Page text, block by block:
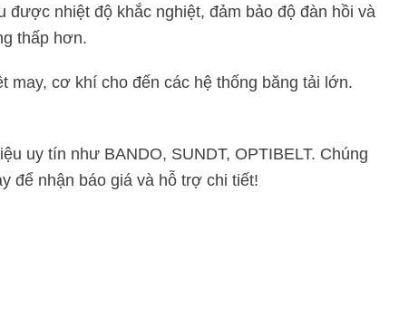
nhiệt độ khắc nghiệt, đảm bảo độ đàn hồi và
thấp hơn.
may, cơ khí cho đến các hệ thống băng tải lớn.
uy tín như BANDO, SUNDT, OPTIBELT. Chúng
để nhận báo giá và hỗ trợ chi tiết!